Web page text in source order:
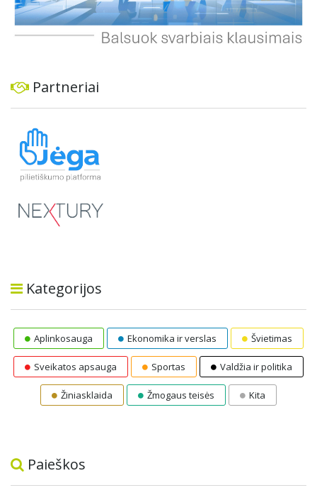
Partneriai
Kategorijos
Aplinkosauga Ekonomika ir verslas Švietimas
Sveikatos apsauga Sportas Valdžia ir politika
Žiniasklaida Žmogaus teisės Kita
Paieškos